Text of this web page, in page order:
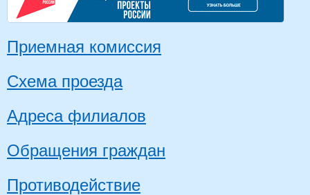
Приемная комиссия
Схема проезда
Адреса филиалов
Обращения граждан
Противодействие